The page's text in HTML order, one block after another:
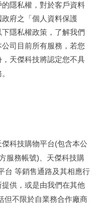
的隱私權，對於客戶資料
府之「個人資料保護
隱私權政策，了解我們
司目前所有服務，若您
天傑科技將認定您不具
。
傑科技購物平台(包含本公
服務帳號) 天傑科技購
台 等銷售通路及其相應行
供，或是由我們在其他
但不限於自業務合作廠商